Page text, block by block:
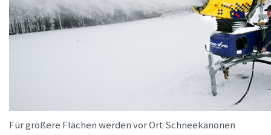
Für größere Flächen werden vor Ort Schneekanonen